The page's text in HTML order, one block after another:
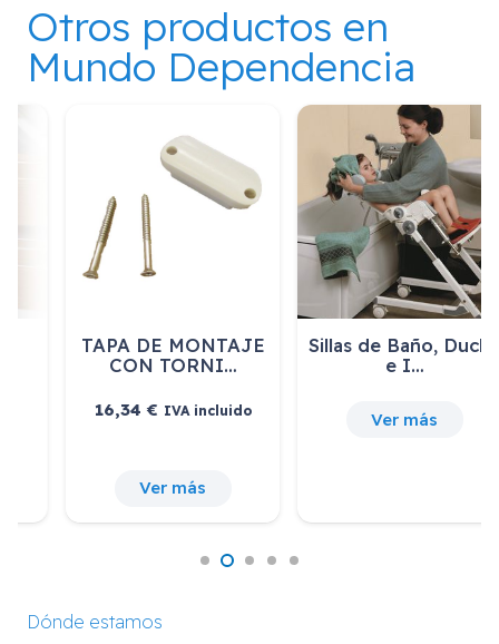
Otros productos en
Mundo Dependencia
TAPA DE MONTAJE
CON TORNI…
16,34€ IVA incluido
Ver más
Sillas de Baño, Ducha
Ver más
Dónde estamos